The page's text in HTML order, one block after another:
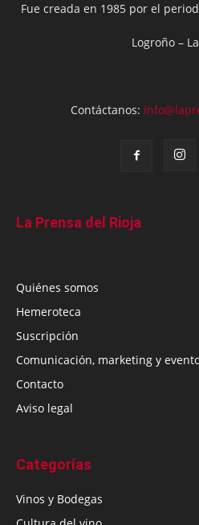
Fue creada en 1985 por el
Logroño –
Contáctanos:
La Prensa del Rioja
Quiénes somos
Hemeroteca
Suscripción
Comunicación, marketing y
Contacto
Aviso legal
Categorías
Vinos y Bodegas